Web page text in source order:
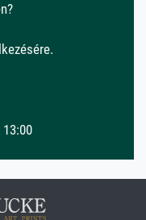
13:00